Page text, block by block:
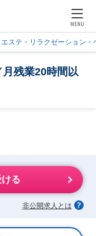
MENU
ステ・リラクゼーション・
残業20時間以
る
非公開求人とは